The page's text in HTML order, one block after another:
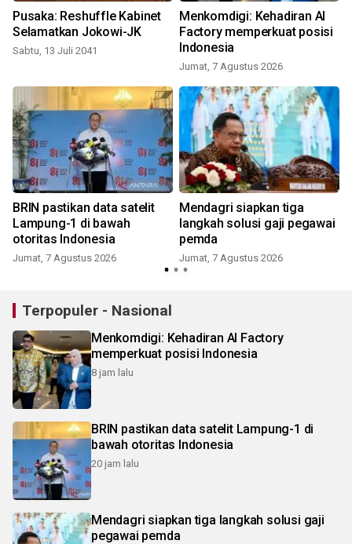
Pusaka: Reshuffle Kabinet
Selamatkan Jokowi-JK
Sabtu, 13 Juli 2041
Menkomdigi: Kehadiran AI
Factory memperkuat posisi
Indonesia
Jumat, 7 Agustus 2026
BRIN pastikan data satelit
Lampung-1 di bawah
otoritas Indonesia
Jumat, 7 Agustus 2026
Mendagri siapkan tiga
langkah solusi gaji pegawai
pemda
Jumat, 7 Agustus 2026
Terpopuler - Nasional
Menkomdigi: Kehadiran AI Factory
memperkuat posisi Indonesia
8 jam lalu
BRIN pastikan data satelit Lampung-1 di
bawah otoritas Indonesia
20 jam lalu
Mendagri siapkan tiga langkah solusi gaji
pegawai pemda